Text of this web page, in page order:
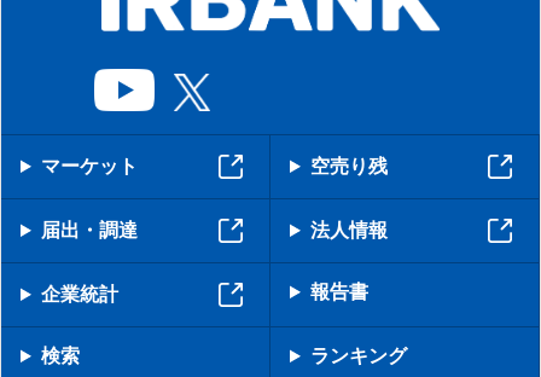
マーケット 空売り残
届出・調達 法人情報
企業統計 報告書
検索 ランキング